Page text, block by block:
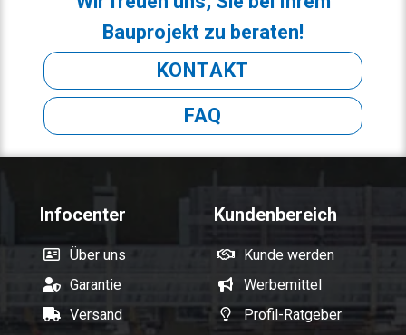
Bauprojekt zu beraten!
KONTAKT
FAQ
Infocenter
Über uns
Garantie
Versand
Kundenbereich
Kunde werden
Werbemittel
Profil-Ratgeber